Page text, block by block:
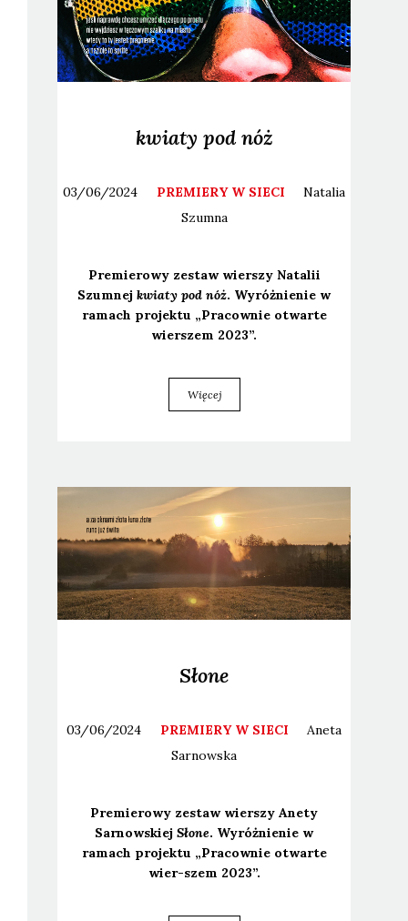
kwiaty pod nóż
03/06/2024 PREMIERY W SIECI
Natalia
Szumna
Pre­mie­ro­wy zestaw wier­szy Nata­lii
Szum­nej kwia­ty pod nóż. Wyróż­nie­nie w
ramach pro­jek­tu „Pra­cow­nie otwar­te
wier­szem 2023”.
Więcej
Słone
03/06/2024 PREMIERY W SIECI
Aneta
Sarnowska
Pre­mie­ro­wy zestaw wier­szy Ane­ty
Sar­now­skiej Sło­ne. Wyróż­nie­nie w
ramach pro­jek­tu „Pra­cow­nie otwar­te
wier-szem 2023”.